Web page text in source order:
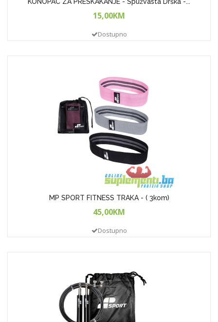
15,00KM
Dostupno
MP SPORT FITNESS TRAKA - ( 3kom)
45,00KM
Dostupno